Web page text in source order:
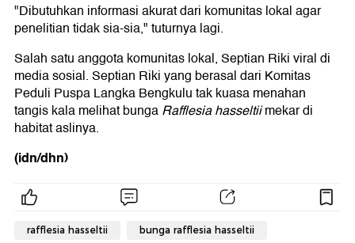
"Dibutuhkan informasi akurat dari komunitas lokal agar
penelitian tidak sia-sia," tuturnya lagi.
Salah satu anggota komunitas lokal, Septian Riki viral di
media sosial. Septian Riki yang berasal dari Komitas
Peduli Puspa Langka Bengkulu tak kuasa menahan
tangis kala melihat bungaRafflesia hasseltiimekar di
habitat aslinya.
(idn/dhn)
rafflesia hasseltii bunga rafflesia hasseltii